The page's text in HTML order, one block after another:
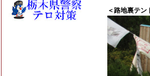
＜路地裏テン